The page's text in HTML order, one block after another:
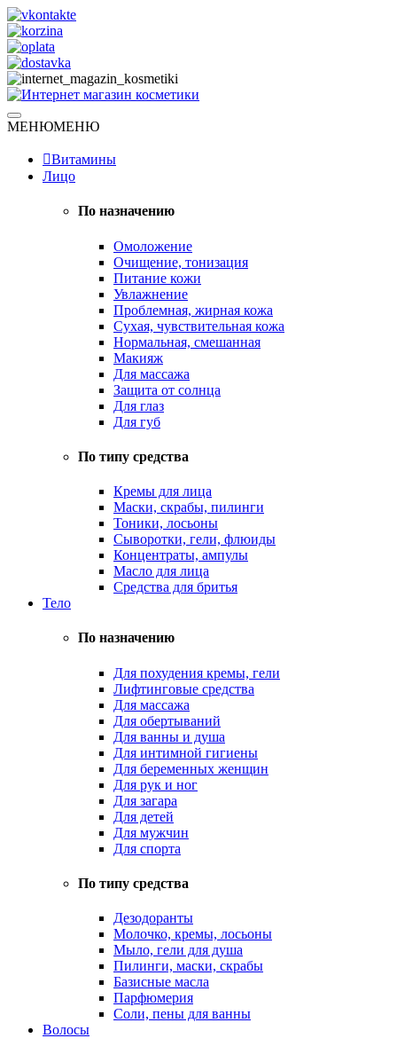
Skip
to
content
Интернет магазин косметики
Натуральная косметика
МЕНЮМЕНЮ
Витамины
Лицо
По назначению
Омоложение
Очищение, тонизация
Питание кожи
Увлажнение
Проблемная, жирная кожа
Сухая, чувствительная кожа
Нормальная, смешанная
Макияж
Для массажа
Защита от солнца
Для глаз
Для губ
По типу средства
Кремы для лица
Маски, скрабы, пилинги
Тоники, лосьоны
Сыворотки, гели, флюиды
Концентраты, ампулы
Масло для лица
Средства для бритья
Тело
По назначению
Для похудения кремы, гели
Лифтинговые средства
Для массажа
Для обертываний
Для ванны и душа
Для интимной гигиены
Для беременных женщин
Для рук и ног
Для загара
Для детей
Для мужчин
Для спорта
По типу средства
Дезодоранты
Молочко, кремы, лосьоны
Мыло, гели для душа
Пилинги, маски, скрабы
Базисные масла
Парфюмерия
Соли, пены для ванны
Волосы